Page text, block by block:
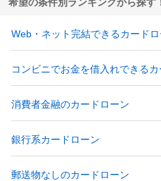
Web・ネット完結できるカードロ
コンビニでお金を借入れできる
消費者金融のカードローン
銀行系カードローン
郵送物なしのカードローン